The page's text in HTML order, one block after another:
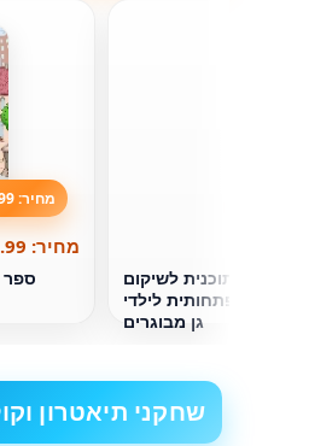
מחיר: 3.99 ILS
מחיר: 3.99 ILS
ספר
צעד: תוכנית לשיקום
התפתחותית לילדי
גן מבוגרים
שחקני תיאטרון